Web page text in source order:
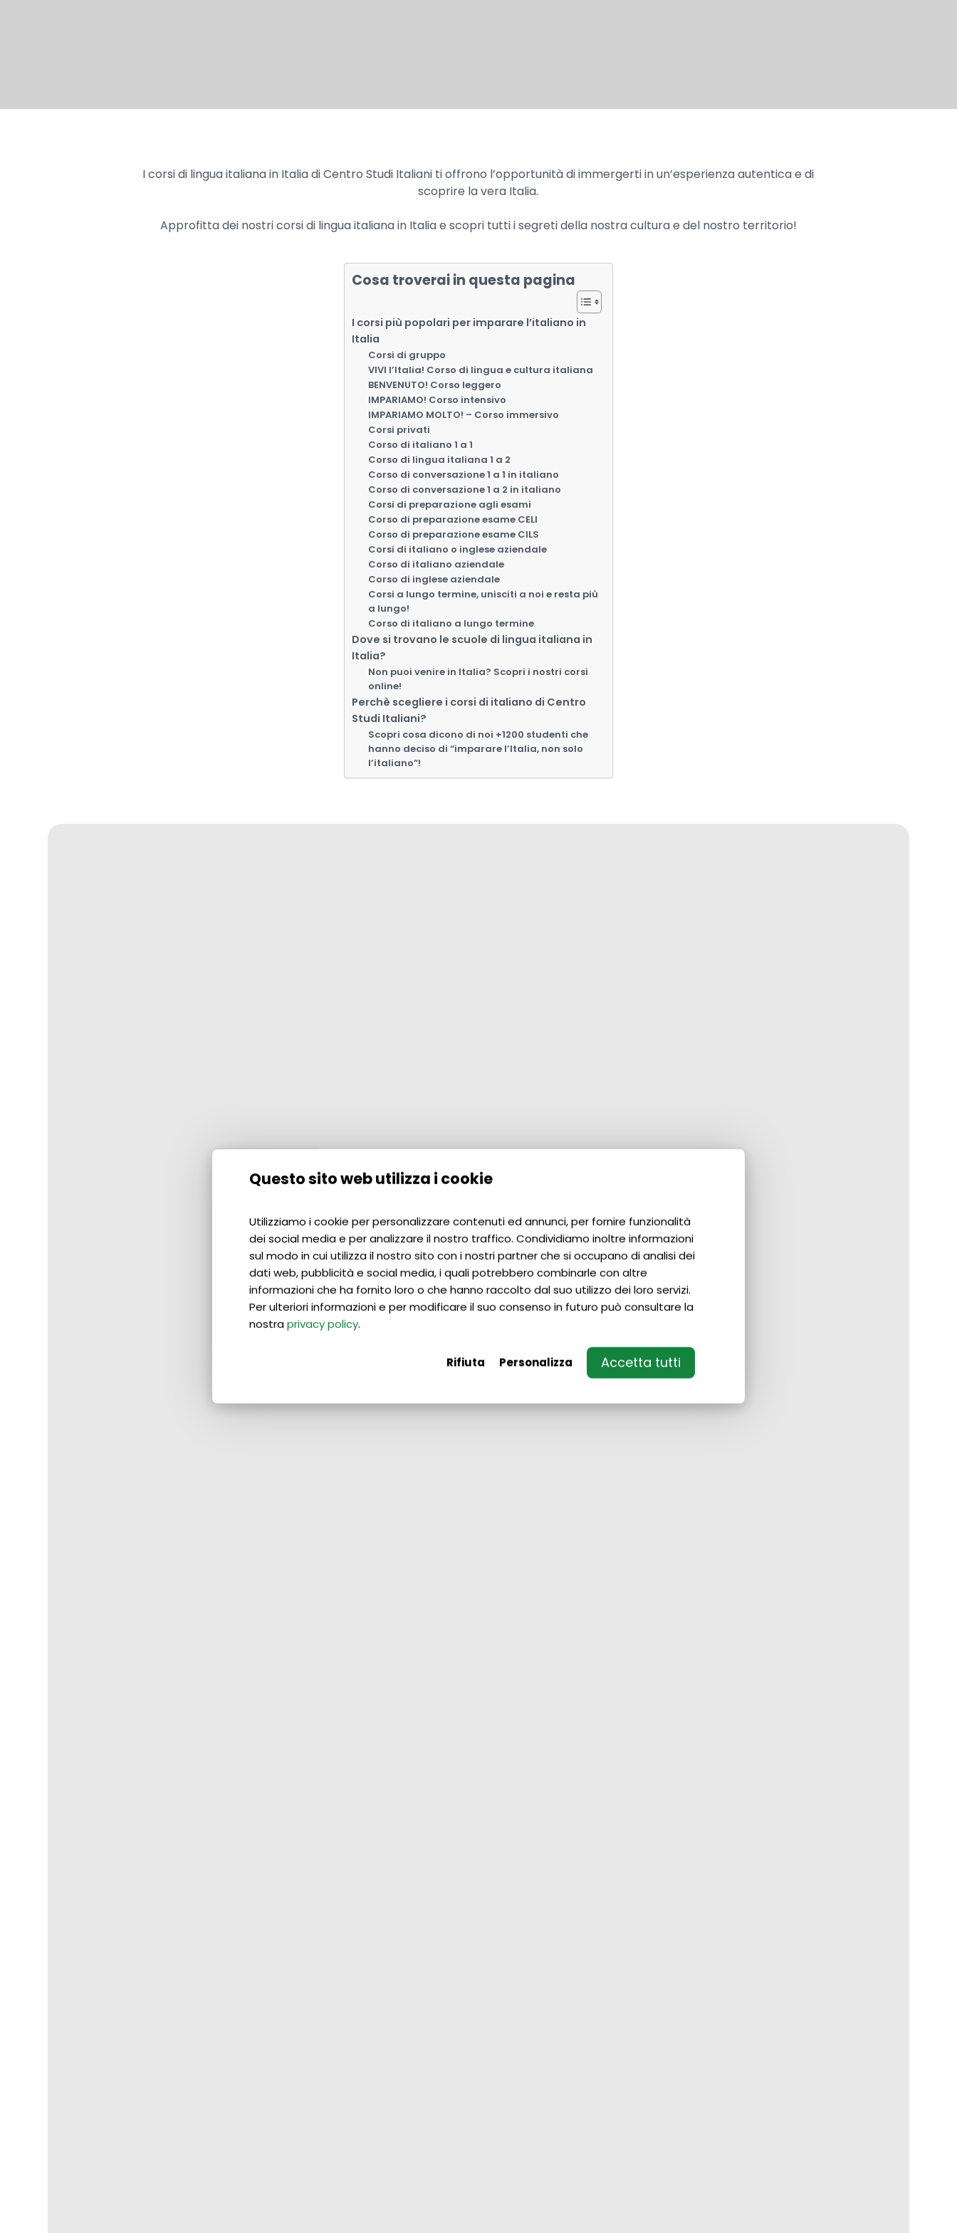
Questo sito web utilizza i cookie
Utilizziamo i cookie per personalizzare contenuti ed annunci, per fornire funzionalità
dei social media e per analizzare il nostro traffico. Condividiamo inoltre informazioni
sul modo in cui utilizza il nostro sito con i nostri partner che si occupano di analisi dei
dati web, pubblicità e social media, i quali potrebbero combinarle con altre
informazioni che ha fornito loro o che hanno raccolto dal suo utilizzo dei loro servizi.
Per ulteriori informazioni e per modificare il suo consenso in futuro può consultare la
nostraprivacy policy.
Rifiuta Personalizza Accetta tutti
I corsi di lingua italiana in Italia di Centro Studi Italiani ti offrono l’opportunità di immergerti in un’esperienza autentica e di
scoprire la vera Italia.
Approfitta dei nostri corsi di lingua italiana in Italia e scopri tutti i segreti della nostra cultura e del nostro territorio!
Cosa troverai in questa pagina
I corsi più popolari per imparare l’italiano in
Italia
Corsi di gruppo
VIVI l’Italia! Corso di lingua e cultura italiana
BENVENUTO! Corso leggero
IMPARIAMO! Corso intensivo
IMPARIAMO MOLTO! – Corso immersivo
Corsi privati
Corso di italiano 1 a 1
Corso di lingua italiana 1 a 2
Corso di conversazione 1 a 1 in italiano
Corso di conversazione 1 a 2 in italiano
Corsi di preparazione agli esami
Corso di preparazione esame CELI
Corso di preparazione esame CILS
Corsi di italiano o inglese aziendale
Corso di italiano aziendale
Corso di inglese aziendale
Corsi a lungo termine, unisciti a noi e resta più
a lungo!
Corso di italiano a lungo termine
Dove si trovano le scuole di lingua italiana in
Italia?
Non puoi venire in Italia? Scopri i nostri corsi
online!
Perchè scegliere i corsi di italiano di Centro
Studi Italiani?
Scopri cosa dicono di noi +1200 studenti che
hanno deciso di “imparare l’Italia, non solo
l’italiano”!